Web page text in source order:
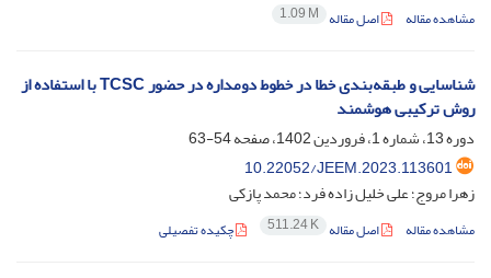
مشاهده مقاله اصل مقاله 1.09 M
شناسایی و طبقه‌بندی خطا در خطوط دومداره در حضور TCSC با استفاده از
روش ترکیبی هوشمند
دوره 13، شماره 1، فروردین 1402، صفحه
54-63
10.22052/JEEM.2023.113601
زهرا مروج؛ علی خلیل زاده فرد؛ محمد پازکی
مشاهده مقاله اصل مقاله 511.24 K چکیده تفصیلی